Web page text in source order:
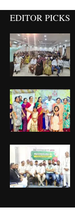
EDITOR PICKS